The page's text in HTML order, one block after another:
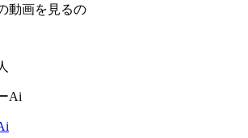
動画を見るの